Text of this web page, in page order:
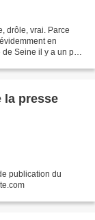
drôle, vrai. Parce
en
Seine il y a un peu
la presse
publication du